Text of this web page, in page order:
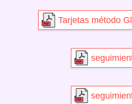
Tarjetas método